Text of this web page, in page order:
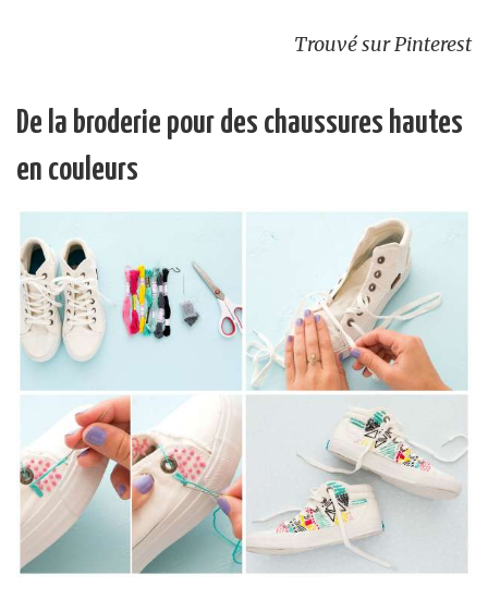
Trouvé sur Pinterest
De la broderie pour des chaussures hautes
en couleurs